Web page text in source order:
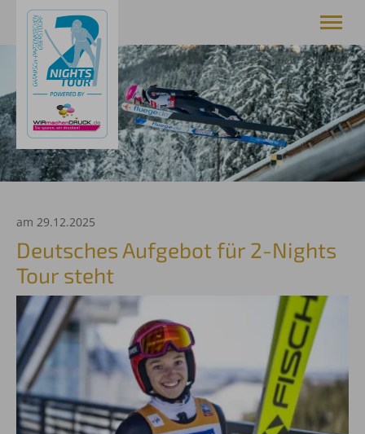
News
Weltcup
Media Presse
Service
Oberstdorf
Bildergalerie
am 29.12.2025
Deutsches Aufgebot für 2-Nights
Tour steht